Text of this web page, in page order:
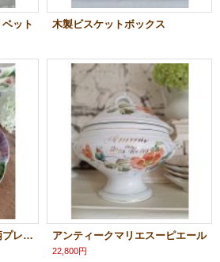
ット 木製ビスケットボックス
バルボディーヌパンジー柄プレート アンティークマリエスーピエール
22,800円